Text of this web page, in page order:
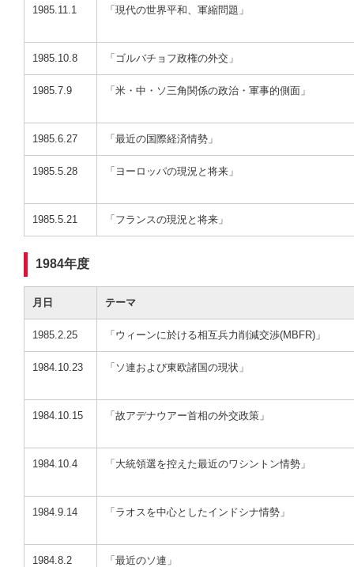
1985.11.1 「現代の世界平和、軍縮問題」
1985.10.8 「ゴルバチョフ政権の外交」
1985.7.9 「米・中・ソ三角関係の政治・軍事的側面」
1985.6.27 「最近の国際経済情勢」
1985.5.28 「ヨーロッパの現況と将来」
1985.5.21 「フランスの現況と将来」
1984年度
月日 テーマ
1985.2.25 「ウィーンに於ける相互兵力削減交渉(MBFR)」
1984.10.23 「ソ連および東欧諸国の現状」
1984.10.15 「故アデナウアー首相の外交政策」
1984.10.4 「大統領選を控えた最近のワシントン情勢」
1984.9.14 「ラオスを中心としたインドシナ情勢」
1984.8.2 「最近のソ連」